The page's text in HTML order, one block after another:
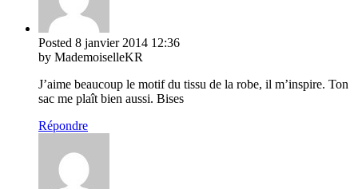
Posted 8 janvier 2014 12:36
by MademoiselleKR
J’aime beaucoup le motif du tissu de la robe, il m’inspire. Ton
sac me plaît bien aussi. Bises
Répondre